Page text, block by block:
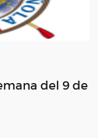
del 9 de